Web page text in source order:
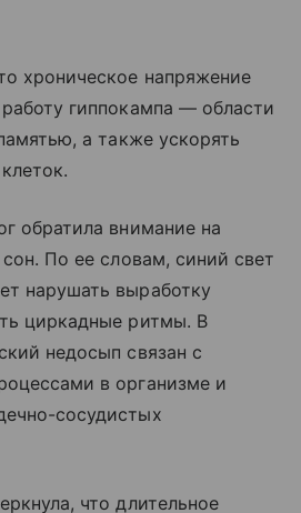
хроническое напряжение
гиппокампа — области
а также ускорять
обратила внимание на
По ее словам, синий свет
нарушать выработку
циркадные ритмы. В
недосып связан с
в организме и
сосудистых
что длительное